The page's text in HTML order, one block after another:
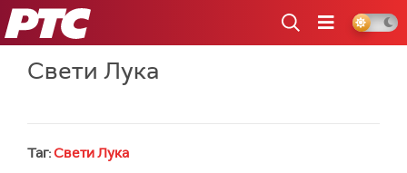
РТС
Свети Лука
Таг:Свети Лука